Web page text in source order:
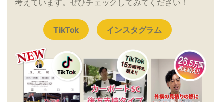
考えています。ぜひチェックしてみてください！
TikTok インスタグラム